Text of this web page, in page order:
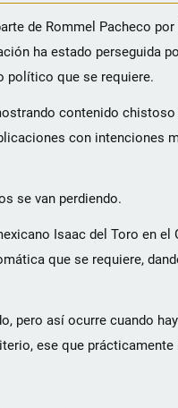
de Rommel Pacheco
ha estado perseguida
político que se requiere.
contenido
con intenciones
se van perdiendo.
Isaac del Toro en
que se requiere,
pero así ocurre cuando
ese que